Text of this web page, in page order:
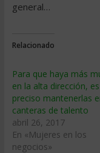
general…
Relacionado
Para que haya más
en la alta dirección, es
preciso mantenerlas
canteras de talento
abril 26, 2017
En «Mujeres en los
negocios»